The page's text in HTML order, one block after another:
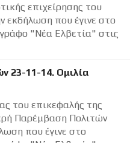
επιχείρησης του
εκδήλωση που έγινε στο
"Νέα Ελβετία" στις
23-11-14. Ομιλία
του επικεφαλής της
Παρέμβαση Πολιτών
που έγινε στο